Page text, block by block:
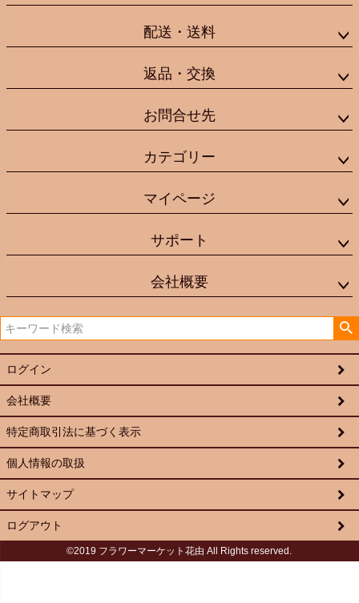
配送・送料
返品・交換
お問合せ先
カテゴリー
マイページ
サポート
会社概要
ログイン
会社概要
特定商取引法に基づく表示
個人情報の取扱
サイトマップ
ログアウト
©2019 フラワーマーケット花由 All Rights reserved.